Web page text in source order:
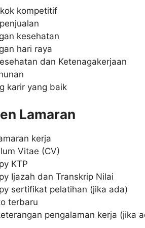
kompetitif
kesehatan
hari raya
dan Ketenagakerjaan
karir yang baik
Lamaran
kerja
Vitae (CV)
KTP
Ijazah dan Transkrip Nilai
sertifikat pelatihan (jika ada)
terbaru
pengalaman kerja (jika